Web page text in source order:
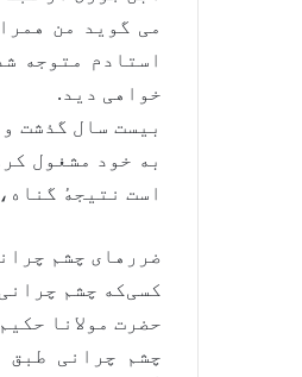
می گوید من
استادم متوجه
خواهی دید.
بیست سال گذشت
به خود مشغول
است نتیجهٔ
ضررهای چشم
کسی‌که چشم
حضرت مولانا
چشم چرانی